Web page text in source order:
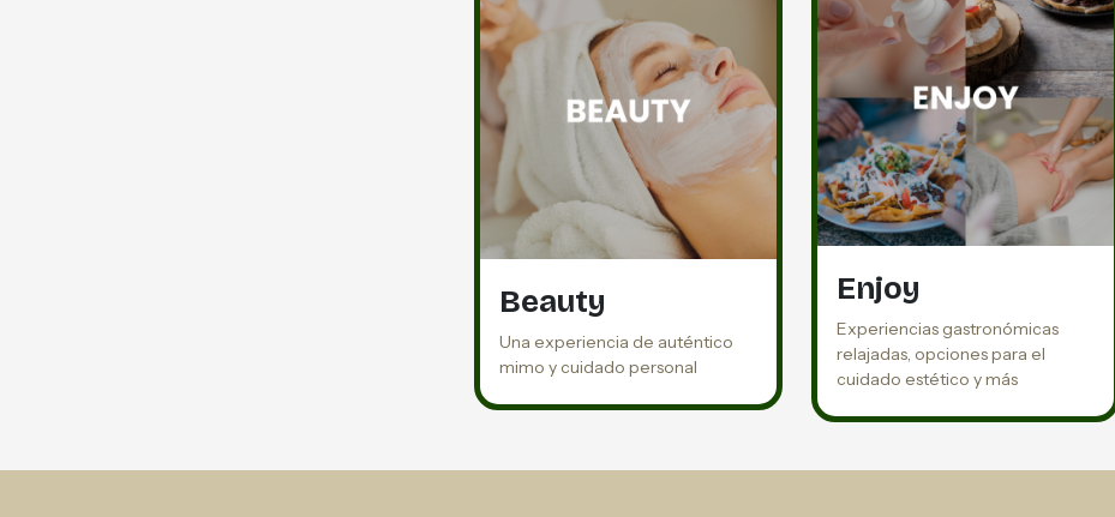
Beauty
Una experiencia de auténtico
mimo y cuidado personal
Enjoy
Experiencias gastronómicas
relajadas, opciones para el
cuidado estético y más